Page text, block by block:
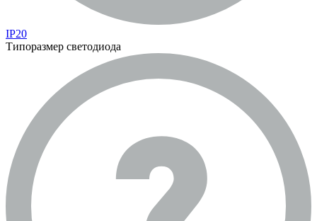
IP20
Типоразмер светодиода